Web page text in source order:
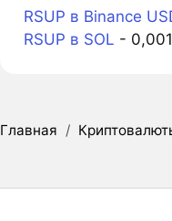
RSUP в Binance
RSUP в SOL -
Главная /